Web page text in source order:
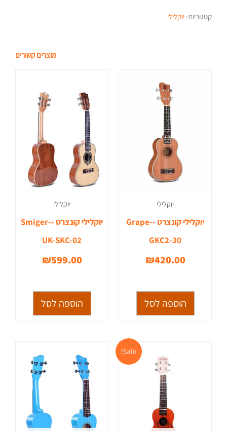
קטגוריות: יוקלילי
מוצרים קשורים
יוקלילי
יוקלילי קונצרט -Grape-
GKC2-30
₪420.00
הוספה לסל
יוקלילי
יוקלילי קונצרט -Smiger-
UK-SKC-02
₪599.00
הוספה לסל
Sale! המחיר
המקורי
היה:
₪420.00.
המחיר
הנוכחי
₪360.00.